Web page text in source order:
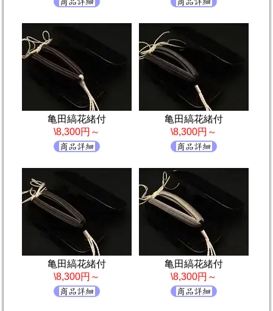
亀田縞花緒付
\8,300円～
亀田縞花緒付
\8,300円～
亀田縞花緒付
\8,300円～
亀田縞花緒付
\8,300円～